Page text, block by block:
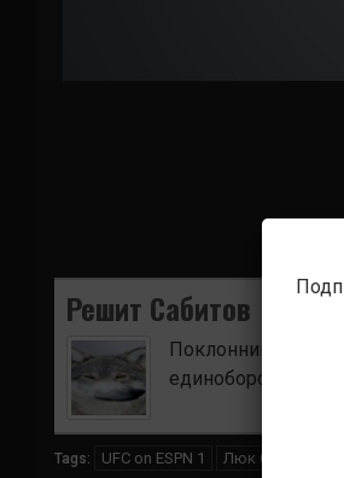
Решит Сабитов
Поклонник
единоборств.
Tags: UFC on ESPN 1 Люк Сандерс